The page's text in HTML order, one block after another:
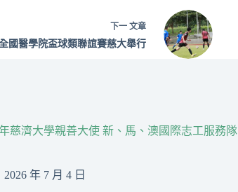
下一 文章
國醫學院盃球類聯誼賽慈大舉行
慈濟大學親善大使 新、馬、澳國際志工服務隊
2026 年 7 月 4 日